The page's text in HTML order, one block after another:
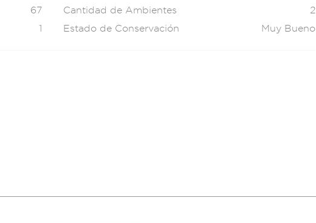
67
1
Cantidad de Ambientes
2
Estado de Conservación
Muy Bueno